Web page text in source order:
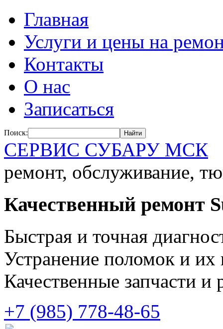
Главная
Услуги и цены на
Контакты
О нас
Записаться
Поиск:
СЕРВИС СУБАРУ МСК
ремонт, обслуживание,
Качественный ремонт
Быстрая и точная
Устранение поломок и
Качественные запчасти
+7 (985) 778-48-65